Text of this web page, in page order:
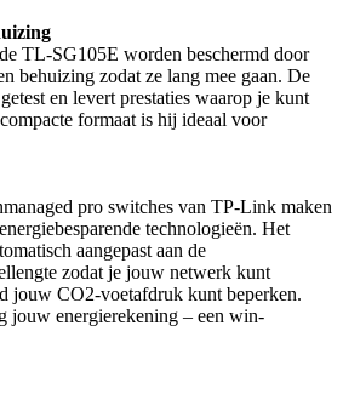
TL-SG105E worden beschermd door
behuizing zodat ze lang mee gaan. De
en levert prestaties waarop je kunt
formaat is hij ideaal voor
pro switches van TP-Link maken
technologieën. Het
aangepast aan de
zodat je jouw netwerk kunt
jouw CO2-voetafdruk kunt beperken.
jouw energierekening – een win-